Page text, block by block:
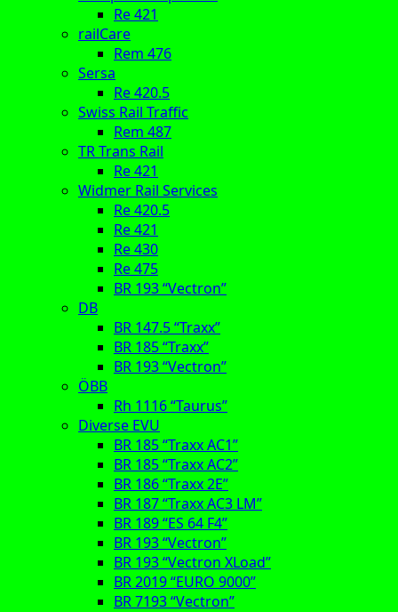
Re 421
railCare
Rem 476
Sersa
Re 420.5
Swiss Rail Traffic
Rem 487
TR Trans Rail
Re 421
Widmer Rail Services
Re 420.5
Re 421
Re 430
Re 475
BR 193 “Vectron”
DB
BR 147.5 “Traxx”
BR 185 “Traxx”
BR 193 “Vectron”
ÖBB
Rh 1116 “Taurus”
Diverse EVU
BR 185 “Traxx AC1”
BR 185 “Traxx AC2”
BR 186 “Traxx 2E”
BR 187 “Traxx AC3 LM”
BR 189 “ES 64 F4”
BR 193 “Vectron”
BR 193 “Vectron XLoad”
BR 2019 “EURO 9000”
BR 7193 “Vectron”